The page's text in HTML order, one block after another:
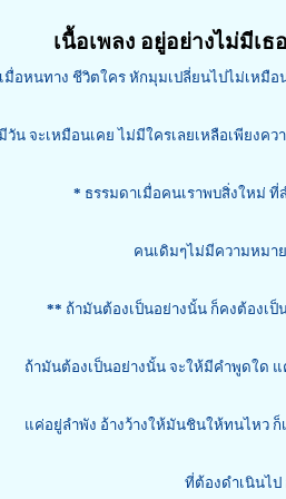
เนื้อเพลง อยู่อย่างไม่มีเ
มื่อหนทาง ชีวิตใคร หักมุมเปลี่ยนไปไม่เหมือ
วัน จะเหมือนเคย ไม่มีใครเลยเหลือเพียงคว
* ธรรมดาเมื่อคนเราพบสิ่งใหม่
คนเดิมๆไม่มีความหมา
** ถ้ามันต้องเป็นอย่างนั้น ก็คงต้องเป็
ถ้ามันต้องเป็นอย่างนั้น จะให้มีคำพูดใด
แค่อยู่ลำพัง อ้างว้างให้มันชินให้ทนไหว
ที่ต้องดำเนินไป